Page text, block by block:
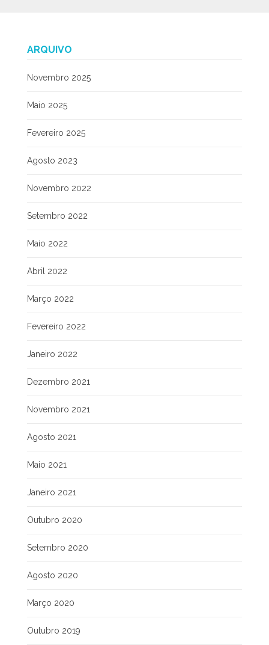
ARQUIVO
Novembro 2025
Maio 2025
Fevereiro 2025
Agosto 2023
Novembro 2022
Setembro 2022
Maio 2022
Abril 2022
Março 2022
Fevereiro 2022
Janeiro 2022
Dezembro 2021
Novembro 2021
Agosto 2021
Maio 2021
Janeiro 2021
Outubro 2020
Setembro 2020
Agosto 2020
Março 2020
Outubro 2019